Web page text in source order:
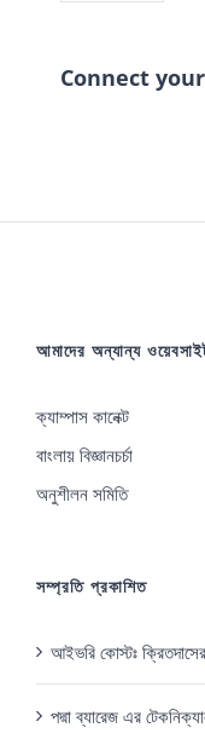
Connect
আমাদের অন্যান্য
ক্যাম্পাস কানেক্ট
বাংলায় বিজ্ঞানচর্চা
অনুশীলন সমিতি
সম্প্রতি প্রকাশিত
আইভরি কোস্টঃ
পদ্মা ব্যারেজ এর